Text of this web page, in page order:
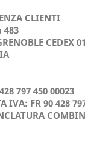
CLIENTI
483
CEDEX 01
797 450 00023
IVA: FR 90 428